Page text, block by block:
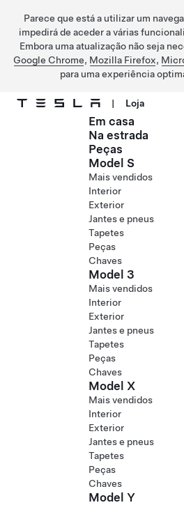
Parece que está a utilizar um
impedirá de aceder a várias
Embora uma atualização não seja
Google Chrome, Mozilla Firefox,
para uma experiência
Ir para o conteúdo principal
| Loja
Em casa
Na estrada
Peças
Model S
Mais vendidos
Interior
Exterior
Jantes e pneus
Tapetes
Peças
Chaves
Model 3
Mais vendidos
Interior
Exterior
Jantes e pneus
Tapetes
Peças
Chaves
Model X
Mais vendidos
Interior
Exterior
Jantes e pneus
Tapetes
Peças
Chaves
Model Y